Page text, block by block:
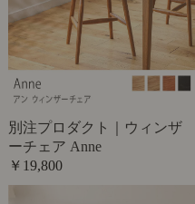
別注プロダクト｜ウィンザ
ーチェア Anne
￥19,800